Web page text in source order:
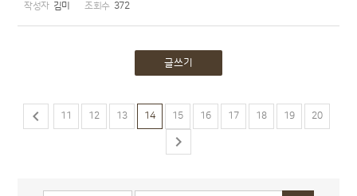
김미 372
글쓰기
 11 12 13 14 15 16 17 18 19 20
